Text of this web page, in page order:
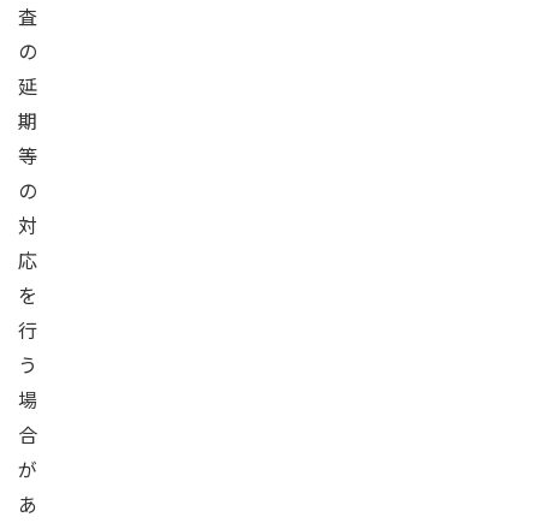
査
の
延
期
等
の
対
応
を
行
う
場
合
が
あ